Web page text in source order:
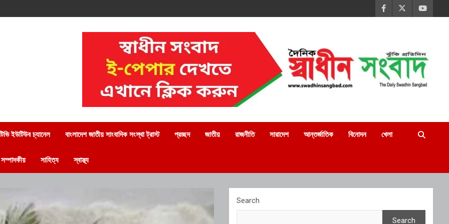
ইউটিউব চ্যানেল বাংলাদেশ জাতীয় সাংবাদিক সংস্থা ট্রাস্ট প্রচ্ছদ জাতীয় রাজনীতি সারাদেশ আন্তর্জাতিক বিনোদন খেলা
সম্পাদকীয় সাহিত্য স্বাস্থ্য
Search
Search